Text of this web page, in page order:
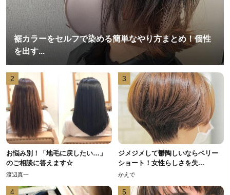
裾カラーをセルフで染める簡単なやり方まとめ！個性
を出す...
2
お悩み別！「地毛に戻したい…」
のご相談に答えます☆
渡辺真一
3
ジメジメして鬱陶しいならベリー
ショート！女性らしさを失...
かえで
4 5